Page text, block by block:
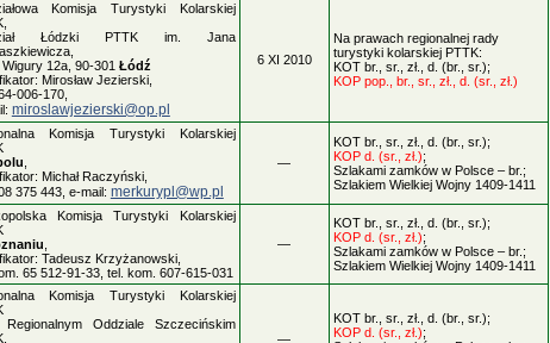
Komisja Turystyki Kolarskiej
Łódzki PTTK im. Jana
Wigury 12a, 90-301 Łódź
Mirosław Jezierski,
006-170,
miroslawjezierski@op.pl
6 XI 2010
Na prawach regionalnej rady
turystyki kolarskiej PTTK:
KOT br., sr., zł., d. (br., sr.);
KOP pop., br., sr., zł., d. (sr., zł.)
Komisja Turystyki Kolarskiej
Michał Raczyński,
375 443, e-mail: merkurypl@wp.pl
—
KOT br., sr., zł., d. (br., sr.);
KOP d. (sr., zł.);
Szlakami zamków w Polsce – br.;
Szlakiem Wielkiej Wojny 1409-1411
Komisja Turystyki Kolarskiej
Tadeusz Krzyżanowski,
65 512-91-33, tel. kom. 607-615-031
—
KOT br., sr., zł., d. (br., sr.);
KOP d. (sr., zł.);
Szlakami zamków w Polsce – br.;
Szlakiem Wielkiej Wojny 1409-1411
Komisja Turystyki Kolarskiej
Oddziale Szczecińskim
—
KOT br., sr., zł., d. (br., sr.);
KOP d. (sr., zł.);